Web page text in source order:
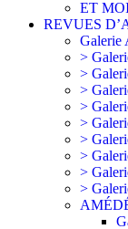
ET
REVUES
Galerie
>
>
>
>
>
>
>
>
>